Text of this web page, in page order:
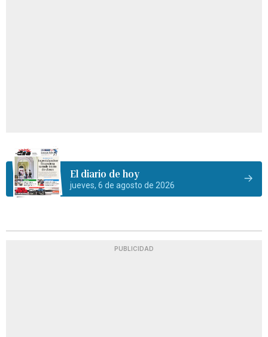
El diario de hoy
jueves, 6 de agosto de 2026
PUBLICIDAD